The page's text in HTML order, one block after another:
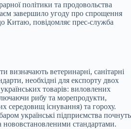
політики та продовольства
завершило угоду про спрощення
Китаю, повідомляє прес-служба
визначають ветеринарні, санітарні
необхідні для експорту двох
товарів: виловлених
рибу та морепродукти,
середовищ існування) та гороху.
українські підприємства почнуть
нововстановленими стандартами.